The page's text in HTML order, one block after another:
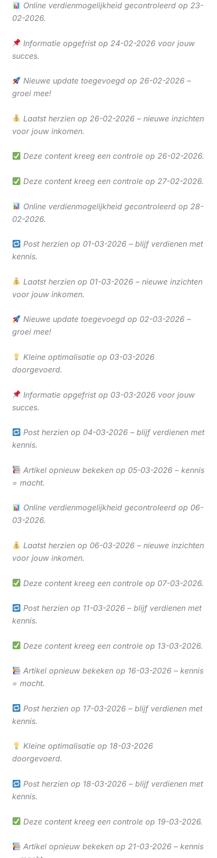
Online verdienmogelijkheid gecontroleerd op 23-
02-2026.
Informatie opgefrist op 24-02-2026 voor jouw
succes.
Nieuwe update toegevoegd op 26-02-2026 –
groei mee!
Laatst herzien op 26-02-2026 – nieuwe inzichten
voor jouw inkomen.
Deze content kreeg een controle op 26-02-2026.
Deze content kreeg een controle op 27-02-2026.
Online verdienmogelijkheid gecontroleerd op 28-
02-2026.
Post herzien op 01-03-2026 – blijf verdienen met
kennis.
Laatst herzien op 01-03-2026 – nieuwe inzichten
voor jouw inkomen.
Nieuwe update toegevoegd op 02-03-2026 –
groei mee!
Kleine optimalisatie op 03-03-2026
doorgevoerd.
Informatie opgefrist op 03-03-2026 voor jouw
succes.
Post herzien op 04-03-2026 – blijf verdienen met
kennis.
Artikel opnieuw bekeken op 05-03-2026 – kennis
= macht.
Online verdienmogelijkheid gecontroleerd op 06-
03-2026.
Laatst herzien op 06-03-2026 – nieuwe inzichten
voor jouw inkomen.
Deze content kreeg een controle op 07-03-2026.
Post herzien op 11-03-2026 – blijf verdienen met
kennis.
Deze content kreeg een controle op 13-03-2026.
Artikel opnieuw bekeken op 16-03-2026 – kennis
= macht.
Post herzien op 17-03-2026 – blijf verdienen met
kennis.
Kleine optimalisatie op 18-03-2026
doorgevoerd.
Post herzien op 18-03-2026 – blijf verdienen met
kennis.
Deze content kreeg een controle op 19-03-2026.
Artikel opnieuw bekeken op 21-03-2026 – kennis